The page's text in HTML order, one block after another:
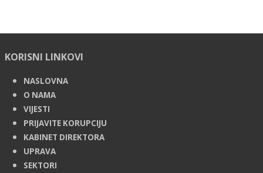
KORISNI LINKOVI
NASLOVNA
O NAMA
VIJESTI
PRIJAVITE KORUPCIJU
KABINET DIREKTORA
UPRAVA
SEKTORI